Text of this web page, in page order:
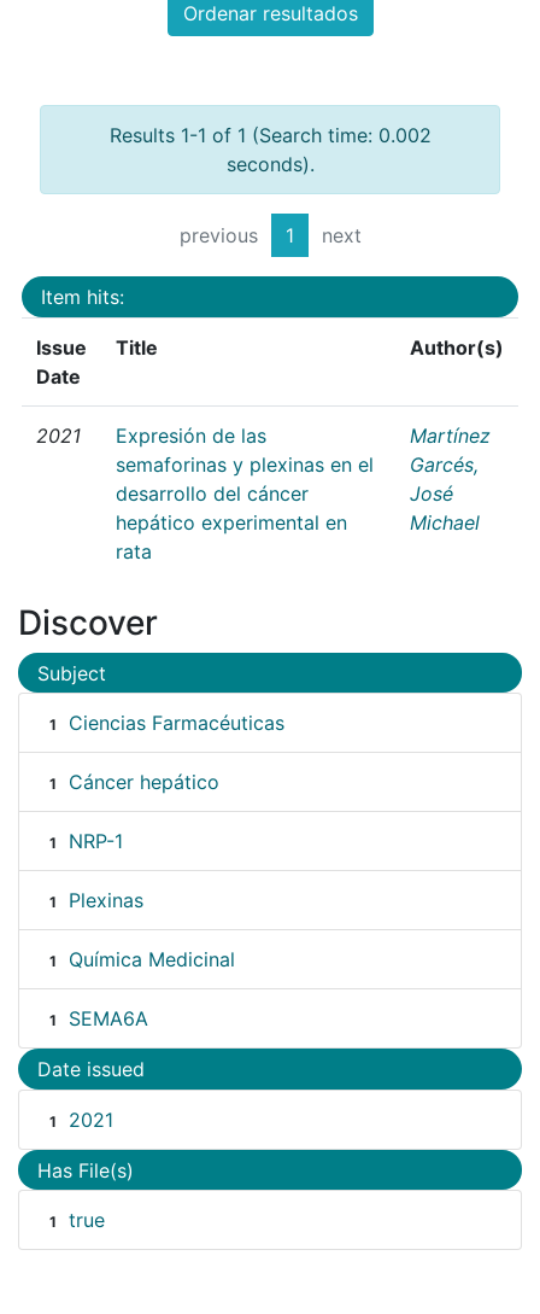
Ordenar resultados
Results 1-1 of 1 (Search time: 0.002
seconds).
previous 1 next
Item hits:
Issue
Date
Title Author(s)
2021
Expresión de las
semaforinas y plexinas en el
desarrollo del cáncer
hepático experimental en
rata
Martínez
Garcés,
José
Michael
Discover
Subject
1 Ciencias Farmacéuticas
1 Cáncer hepático
1 NRP-1
1 Plexinas
1 Química Medicinal
1 SEMA6A
Date issued
1 2021
Has File(s)
1 true